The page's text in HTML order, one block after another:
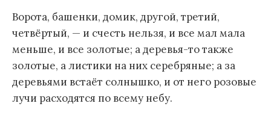
Ворота, башенки, домик, другой, третий,
четвёртый, — и счесть нельзя, и все мал мала
меньше, и все золотые; а деревья-то также
золотые, а листики на них серебряные; а за
деревьями встаёт солнышко, и от него розовые
лучи расходятся по всему небу.